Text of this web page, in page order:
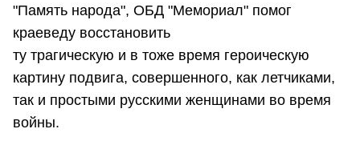
"Память народа", ОБД "Мемориал" помог
краеведу восстановить
ту трагическую и в тоже время героическую
картину подвига, совершенного, как летчиками,
так и простыми русскими женщинами во время
войны.